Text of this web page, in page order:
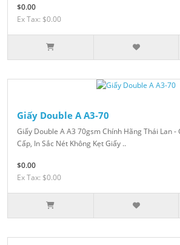
$0.00
Ex Tax: $0.00
Giấy Double A A3-70
Giấy Double A A3 70gsm Chính Hãng Thái Lan -
Cấp, In Sắc Nét Không Kẹt Giấy ..
$0.00
Ex Tax: $0.00